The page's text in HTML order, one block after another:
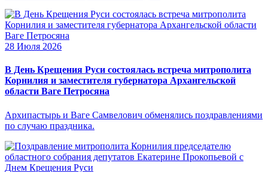
28 Июля 2026
В День Крещения Руси состоялась встреча митрополита
Корнилия и заместителя губернатора Архангельской
области Ваге Петросяна
Архипастырь и Ваге Самвелович обменялись поздравлениями
по случаю праздника.